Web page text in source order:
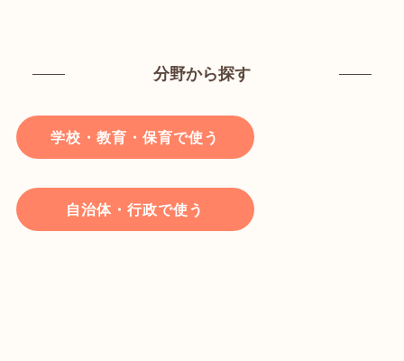
分野から探す
学校・教育・保育で使う
自治体・行政で使う